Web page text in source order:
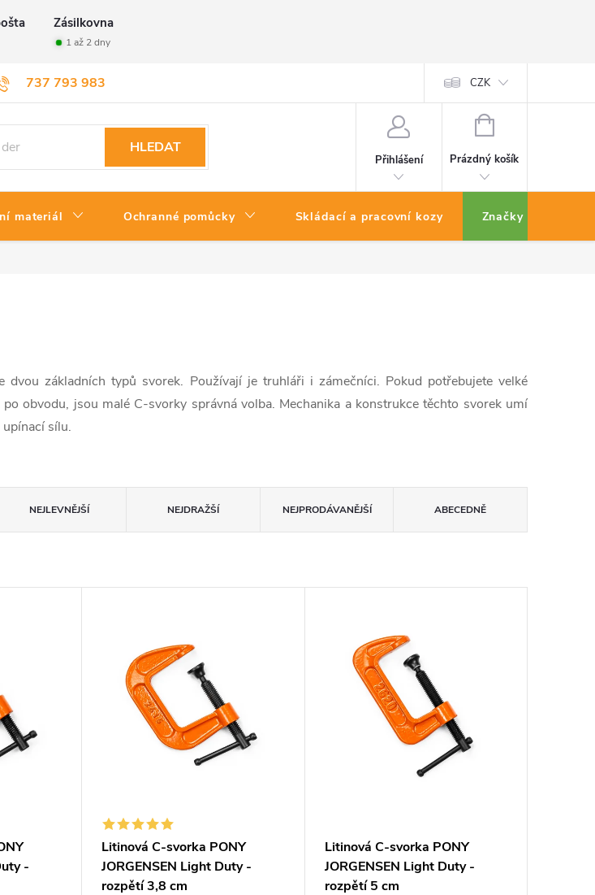
Zásilkovna
1 až 2 dny
737 793 983
Vrácení zboží CZK
HLEDAT
Přihlášení
NÁKUPNÍ
Prázdný košík
materiál Ochranné pomůcky Skládací a pracovní kozy Značky
dvou základních typů svorek. Používají je truhláři i zámečníci. Pokud potřebujete velké
obvodu, jsou malé C-svorky správná volba. Mechanika a konstrukce těchto svorek umí
sílu.
NEJLEVNĚJŠÍ NEJDRAŽŠÍ NEJPRODÁVANĚJŠÍ ABECEDNĚ
-
Litinová C-svorka PONY
JORGENSEN Light Duty -
rozpětí 3,8 cm
Litinová C-svorka PONY
JORGENSEN Light Duty -
rozpětí 5 cm